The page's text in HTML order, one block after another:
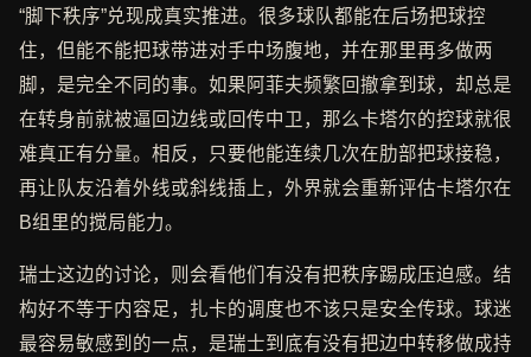
“脚下秩序”兑现成真实推进。很多球队都能在后场把球控
住，但能不能把球带进对手中场腹地，并在那里再多做两
脚，是完全不同的事。如果阿菲夫频繁回撤拿到球，却总是
在转身前就被逼回边线或回传中卫，那么卡塔尔的控球就很
难真正有分量。相反，只要他能连续几次在肋部把球接稳，
再让队友沿着外线或斜线插上，外界就会重新评估卡塔尔在
B组里的搅局能力。
瑞士这边的讨论，则会看他们有没有把秩序踢成压迫感。结
构好不等于内容足，扎卡的调度也不该只是安全传球。球迷
最容易敏感到的一点，是瑞士到底有没有把边中转移做成持